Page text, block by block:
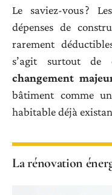
Le saviez-vous ?
dépenses de
rarement
s’agit surtout de
changement
bâtiment comme
habitable déjà
La rénovation